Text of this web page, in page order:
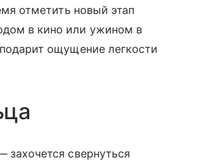
отметить новый этап
в кино или ужином в
ощущение легкости
свернуться